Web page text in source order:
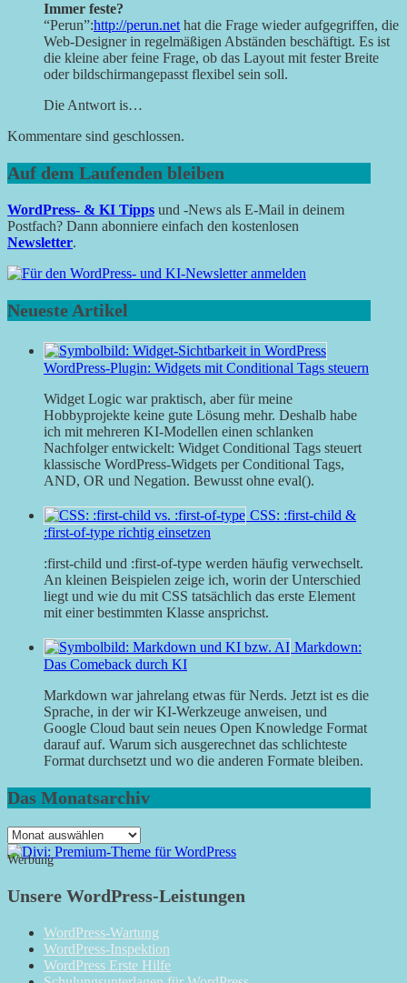
Immer feste?
“Perun”:http://perun.net hat die Frage wieder aufgegriffen, die
Web-Designer in regelmäßigen Abständen beschäftigt. Es ist
die kleine aber feine Frage, ob das Layout mit fester Breite
oder bildschirmangepasst flexibel sein soll.
Die Antwort is…
Kommentare sind geschlossen.
Auf dem Laufenden bleiben
WordPress- & KI Tipps und -News als E-Mail in deinem
Postfach? Dann abonniere einfach den kostenlosen
Newsletter.
Neueste Artikel
WordPress-Plugin: Widgets mit Conditional Tags steuern
Widget Logic war praktisch, aber für meine
Hobbyprojekte keine gute Lösung mehr. Deshalb habe
ich mit mehreren KI-Modellen einen schlanken
Nachfolger entwickelt: Widget Conditional Tags steuert
klassische WordPress-Widgets per Conditional Tags,
AND, OR und Negation. Bewusst ohne eval().
CSS: :first-child &
:first-of-type richtig einsetzen
:first-child und :first-of-type werden häufig verwechselt.
An kleinen Beispielen zeige ich, worin der Unterschied
liegt und wie du mit CSS tatsächlich das erste Element
mit einer bestimmten Klasse ansprichst.
Markdown:
Das Comeback durch KI
Markdown war jahrelang etwas für Nerds. Jetzt ist es die
Sprache, in der wir KI-Werkzeuge anweisen, und
Google Cloud baut sein neues Open Knowledge Format
darauf auf. Warum sich ausgerechnet das schlichteste
Format durchsetzt und wo die anderen Formate bleiben.
Das Monatsarchiv
Das
Monatsarchiv
Werbung
Unsere WordPress-Leistungen
WordPress-Wartung
WordPress-Inspektion
WordPress Erste Hilfe